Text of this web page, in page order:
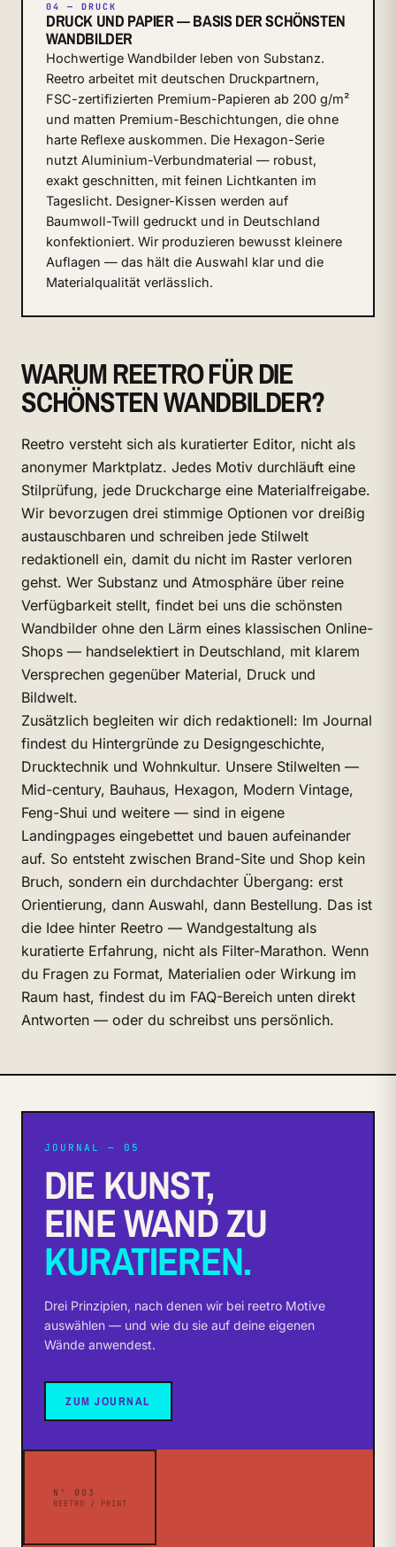
04 — DRUCK
DRUCK UND PAPIER — BASIS DER SCHÖNSTEN
WANDBILDER
Hochwertige Wandbilder leben von Substanz.
Reetro arbeitet mit deutschen Druckpartnern,
FSC-zertifizierten Premium-Papieren ab 200 g/m²
und matten Premium-Beschichtungen, die ohne
harte Reflexe auskommen. Die Hexagon-Serie
nutzt Aluminium-Verbundmaterial — robust,
exakt geschnitten, mit feinen Lichtkanten im
Tageslicht. Designer-Kissen werden auf
Baumwoll-Twill gedruckt und in Deutschland
konfektioniert. Wir produzieren bewusst kleinere
Auflagen — das hält die Auswahl klar und die
Materialqualität verlässlich.
WARUM REETRO FÜR DIE
SCHÖNSTEN WANDBILDER?
Reetro versteht sich als kuratierter Editor, nicht als
anonymer Marktplatz. Jedes Motiv durchläuft eine
Stilprüfung, jede Druckcharge eine Materialfreigabe.
Wir bevorzugen drei stimmige Optionen vor dreißig
austauschbaren und schreiben jede Stilwelt
redaktionell ein, damit du nicht im Raster verloren
gehst. Wer Substanz und Atmosphäre über reine
Verfügbarkeit stellt, findet bei uns die schönsten
Wandbilder ohne den Lärm eines klassischen Online-
Shops — handselektiert in Deutschland, mit klarem
Versprechen gegenüber Material, Druck und
Bildwelt.
Zusätzlich begleiten wir dich redaktionell: Im Journal
findest du Hintergründe zu Designgeschichte,
Drucktechnik und Wohnkultur. Unsere Stilwelten —
Mid-century, Bauhaus, Hexagon, Modern Vintage,
Feng-Shui und weitere — sind in eigene
Landingpages eingebettet und bauen aufeinander
auf. So entsteht zwischen Brand-Site und Shop kein
Bruch, sondern ein durchdachter Übergang: erst
Orientierung, dann Auswahl, dann Bestellung. Das ist
die Idee hinter Reetro — Wandgestaltung als
kuratierte Erfahrung, nicht als Filter-Marathon. Wenn
du Fragen zu Format, Materialien oder Wirkung im
Raum hast, findest du im FAQ-Bereich unten direkt
Antworten — oder du schreibst uns persönlich.
JOURNAL — 05
DIE KUNST,
EINE WAND ZU
KURATIEREN.
Drei Prinzipien, nach denen wir bei reetro Motive
auswählen — und wie du sie auf deine eigenen
Wände anwendest.
ZUM JOURNAL
N° 003
REETRO / PRINT